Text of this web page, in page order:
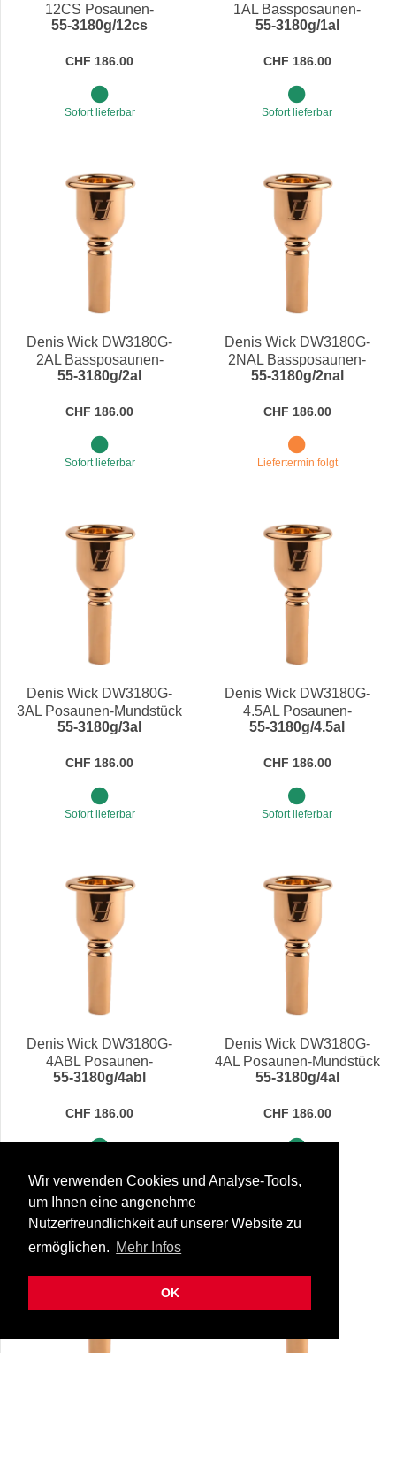
Wir verwenden Cookies und Analyse-Tools,
um Ihnen eine angenehme
Nutzerfreundlichkeit auf unserer Website zu
ermöglichen. Mehr Infos
OK
12CS Posaunen-
Mundstück Heritage
55-3180g/12cs
CHF 186.00
Sofort lieferbar
1AL Bassposaunen-
Mundstück Heritage
55-3180g/1al
CHF 186.00
Sofort lieferbar
Denis Wick DW3180G-
2AL Bassposaunen-
Mundstück Heritage
55-3180g/2al
CHF 186.00
Sofort lieferbar
Denis Wick DW3180G-
2NAL Bassposaunen-
Mundstück Heritage
55-3180g/2nal
CHF 186.00
Liefertermin folgt
Denis Wick DW3180G-
3AL Posaunen-Mundstück
Heritage
55-3180g/3al
CHF 186.00
Sofort lieferbar
Denis Wick DW3180G-
4.5AL Posaunen-
Mundstück Heritage:
55-3180g/4.5al
CHF 186.00
Sofort lieferbar
Denis Wick DW3180G-
4ABL Posaunen-
Mundstück Heritage
55-3180g/4abl
CHF 186.00
Denis Wick DW3180G-
4AL Posaunen-Mundstück
Heritage
55-3180g/4al
CHF 186.00